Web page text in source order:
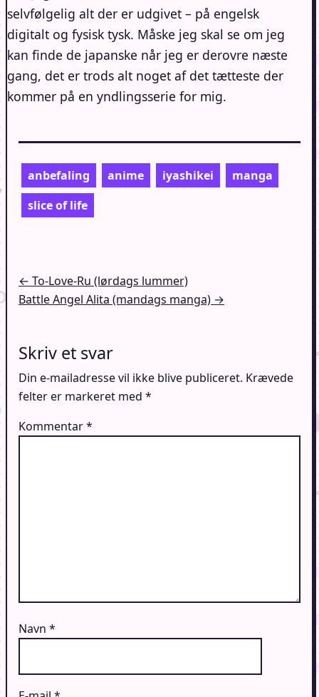
selvfølgelig alt der er udgivet – på engelsk
digitalt og fysisk tysk. Måske jeg skal se om jeg
kan finde de japanske når jeg er derovre næste
gang, det er trods alt noget af det tætteste der
kommer på en yndlingsserie for mig.
anbefaling anime iyashikei
manga
slice of life
Indlægsnavigation
← To-Love-Ru (lørdags lummer)
Battle Angel Alita (mandags manga) →
Skriv et svar
Din e-mailadresse vil ikke blive publiceret. Krævede
felter er markeret med *
Kommentar*
Navn *